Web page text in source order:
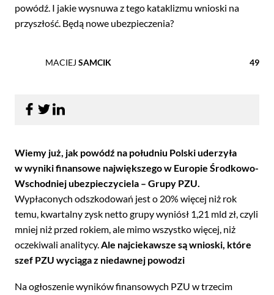
MACIEJ SAMCIK 49
Wiemy już, jak powódź na południu Polski uderzyła
w wyniki finansowe największego w Europie Środkowo-
Wschodniej ubezpieczyciela – Grupy PZU.
Wypłaconych odszkodowań jest o 20% więcej niż rok
temu, kwartalny zysk netto grupy wyniósł 1,21 mld zł, czyli
mniej niż przed rokiem, ale mimo wszystko więcej, niż
oczekiwali analitycy.Ale najciekawsze są wnioski, które
szef PZU wyciąga z niedawnej powodzi
Na ogłoszenie wyników finansowych PZU w trzecim